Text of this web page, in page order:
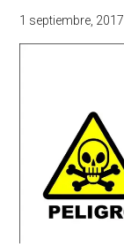
1 septiembre, 2017